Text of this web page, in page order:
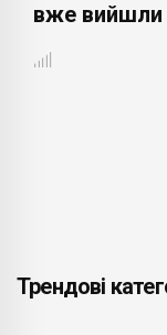
вже вийшли
Трендові